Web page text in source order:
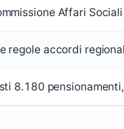
Affari
regole accordi
8.180